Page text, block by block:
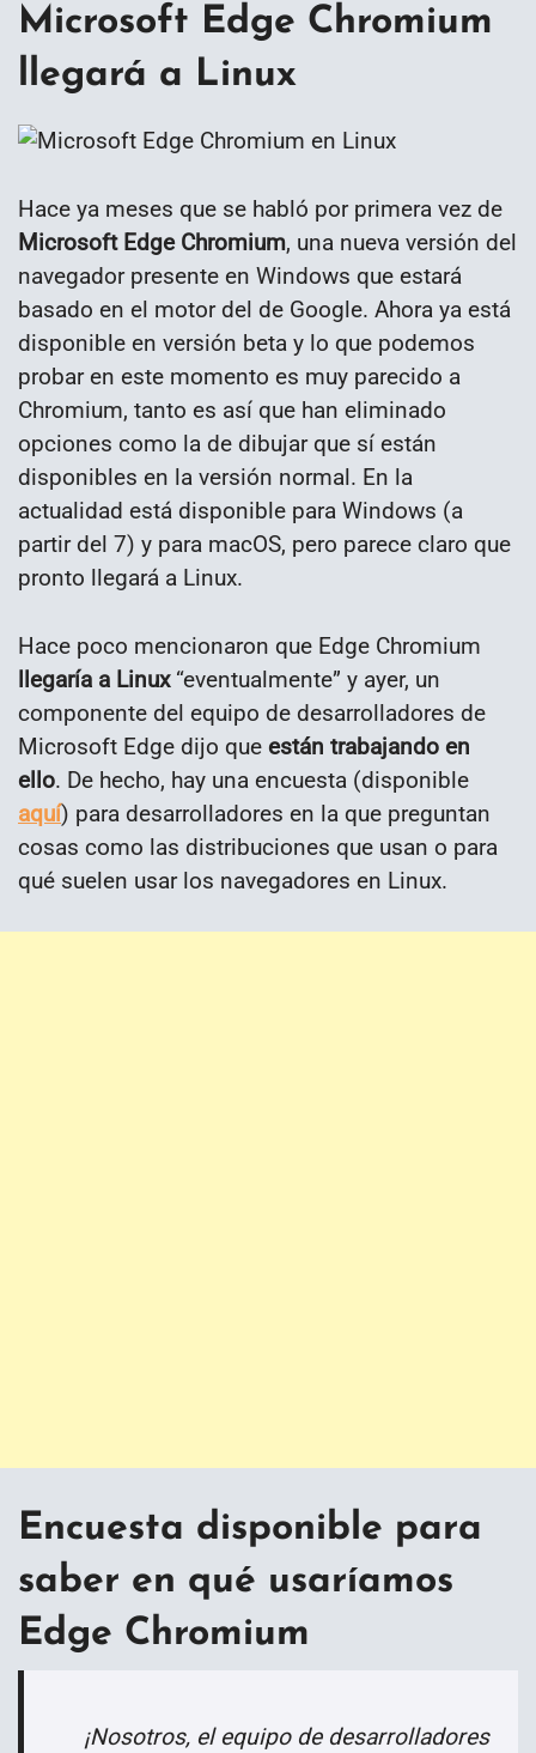
Microsoft Edge Chromium
llegará a Linux
Hace ya meses que se habló por primera vez de
Microsoft Edge Chromium, una nueva versión del
navegador presente en Windows que estará
basado en el motor del de Google. Ahora ya está
disponible en versión beta y lo que podemos
probar en este momento es muy parecido a
Chromium, tanto es así que han eliminado
opciones como la de dibujar que sí están
disponibles en la versión normal. En la
actualidad está disponible para Windows (a
partir del 7) y para macOS, pero parece claro que
pronto llegará a Linux.
Hace poco mencionaron que Edge Chromium
llegaría a Linux“eventualmente” y ayer, un
componente del equipo de desarrolladores de
Microsoft Edge dijo que están trabajando en
ello. De hecho, hay una encuesta (disponible
aquí) para desarrolladores en la que preguntan
cosas como las distribuciones que usan o para
qué suelen usar los navegadores en Linux.
Encuesta disponible para
saber en qué usaríamos
Edge Chromium
¡Nosotros, el equipo de desarrolladores